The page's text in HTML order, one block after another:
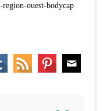
ouest-bodycap